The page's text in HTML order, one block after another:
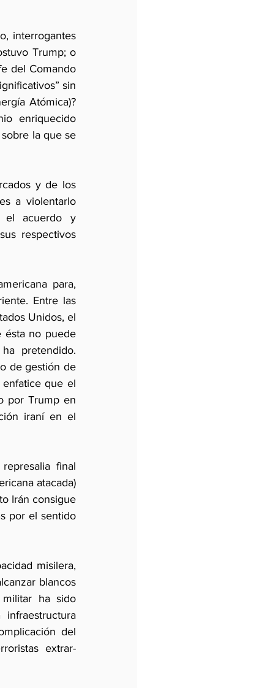
interrogantes
Trump; o
del Comando
sin
Atómica)?
enriquecido
la que se
y de los
a violentarlo
el acuerdo y
respectivos
para,
Entre las
Unidos, el
ésta no puede
pretendido.
de gestión de
enfatice que el
por Trump en
iraní en el
final
atacada)
Irán consigue
por el sentido
misilera,
blancos
ha sido
del
extrar-